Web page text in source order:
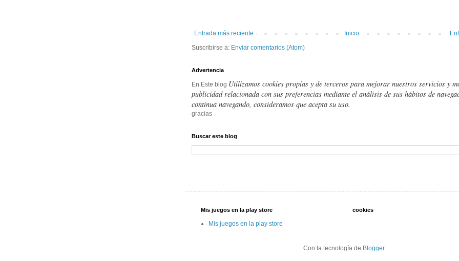
Entrada más reciente
Inicio
Suscribirse a: Enviar comentarios (Atom)
Advertencia
En Este blog Utilizamos cookies propias y de terceros para mejorar nuestros servicios y
publicidad relacionada con sus preferencias mediante el análisis de sus hábitos de
continua navegando, consideramos que acepta su uso.
gracias
Buscar este blog
Mis juegos en la play store
Mis juegos en la play store
cookies
Con la tecnología de Blogger.